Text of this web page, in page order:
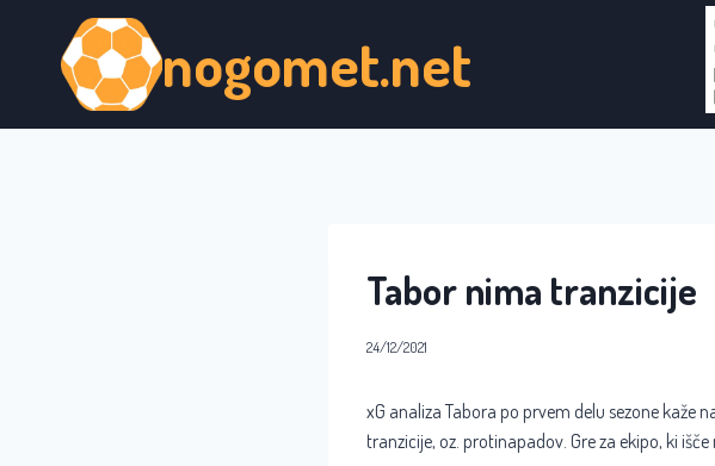
nogomet.net
Tabor nima tranzicije
24/12/2021
xG analiza Tabora po prvem delu sezone kaže
tranzicije, oz. protinapadov. Gre za ekipo, ki